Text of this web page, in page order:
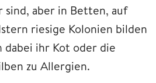
aber in Betten, auf
riesige Kolonien bilden
ihr Kot oder die
zu Allergien.